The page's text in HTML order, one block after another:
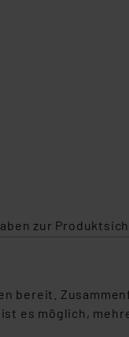
zur
bereit.
es möglich,